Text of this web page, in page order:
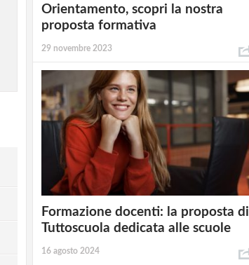
Orientamento, scopri la nostra
proposta formativa
29 novembre 2023
Formazione docenti: la proposta di
Tuttoscuola dedicata alle scuole
16 agosto 2024